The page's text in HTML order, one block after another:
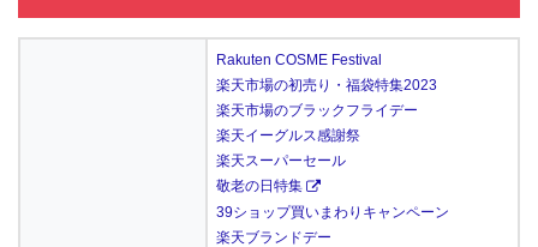
Rakuten COSME Festival
楽天市場の初売り・福袋特集2023
楽天市場のブラックフライデー
楽天イーグルス感謝祭
楽天スーパーセール
敬老の日特集
39ショップ買いまわりキャンペーン
楽天ブランドデー